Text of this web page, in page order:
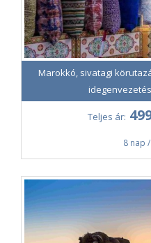
Marokkó, sivatagi
Teljes ár:
8 nap